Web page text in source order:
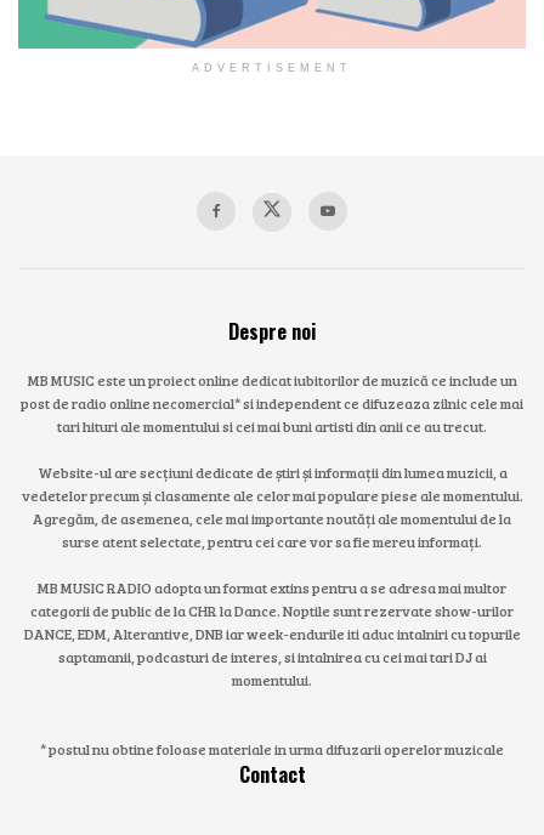
ADVERTISEMENT
Despre noi
MB MUSIC este un proiect online dedicat iubitorilor de muzică ce include un
post de radio online necomercial* si independent ce difuzeaza zilnic cele mai
tari hituri ale momentului si cei mai buni artisti din anii ce au trecut.
Website-ul are secțiuni dedicate de știri și informații din lumea muzicii, a
vedetelor precum și clasamente ale celor mai populare piese ale momentului.
Agregăm, de asemenea, cele mai importante noutăți ale momentului de la
surse atent selectate, pentru cei care vor sa fie mereu informați.
MB MUSIC RADIO adopta un format extins pentru a se adresa mai multor
categorii de public de la CHR la Dance. Noptile sunt rezervate show-urilor
DANCE, EDM, Alterantive, DNB iar week-endurile iti aduc intalniri cu topurile
saptamanii, podcasturi de interes, si intalnirea cu cei mai tari DJ ai
momentului.
* postul nu obtine foloase materiale in urma difuzarii operelor muzicale
Contact